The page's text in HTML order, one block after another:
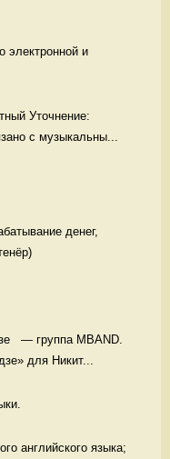
электронной и
Уточнение:
с музыкальны...
денег,
— группа MBAND.
для Никит...
английского языка;